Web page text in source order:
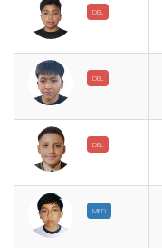
DEL
DEL
DEL
MED